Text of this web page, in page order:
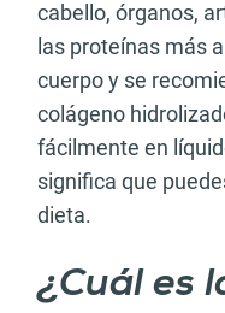
cabello, órganos,
las proteínas más
cuerpo y se
colágeno
fácilmente en
significa que
dieta.
¿Cuál es